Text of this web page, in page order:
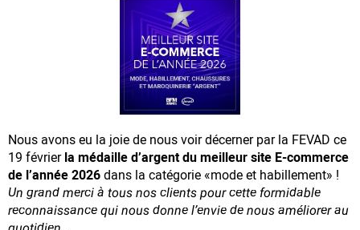
Nous avons eu la joie de nous voir décerner par la FEVAD ce
19 févrierla médaille d’argent du meilleur site E-commerce
de l’année 2026dans la catégorie «mode et habillement» !
Un grand merci à tous nos clients pour cette formidable
reconnaissancequi nous donne l’envie de nous améliorer au